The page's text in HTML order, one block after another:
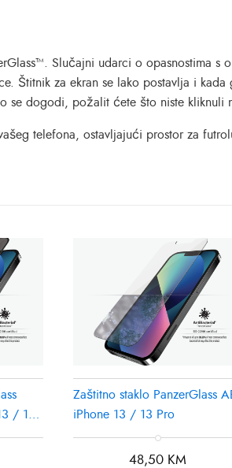
Slučajni udarci o opasnostima
Štitnik za ekran se lako postavlja i
se dogodi, požalit ćete što niste kliknuli
telefona, ostavljajući prostor za
/ 13
Zaštitno staklo PanzerGlass
iPhone 13 / 13 Pro
48,50 KM